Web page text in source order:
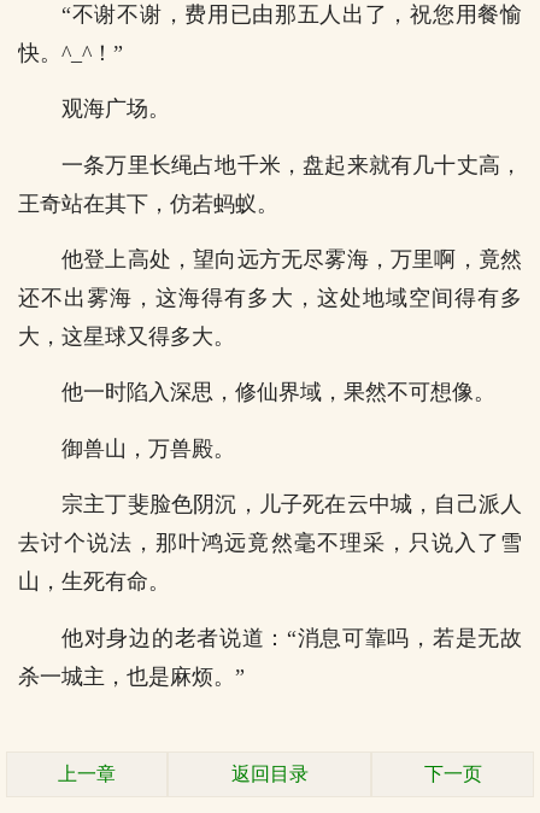
“不谢不谢，费用已由那五人出了，祝您用餐愉
快。^_^！”
观海广场。
一条万里长绳占地千米，盘起来就有几十丈高，
王奇站在其下，仿若蚂蚁。
他登上高处，望向远方无尽雾海，万里啊，竟然
还不出雾海，这海得有多大，这处地域空间得有多
大，这星球又得多大。
他一时陷入深思，修仙界域，果然不可想像。
御兽山，万兽殿。
宗主丁斐脸色阴沉，儿子死在云中城，自己派人
去讨个说法，那叶鸿远竟然毫不理采，只说入了雪
山，生死有命。
他对身边的老者说道：“消息可靠吗，若是无故
杀一城主，也是麻烦。”
上一章 返回目录 下一页